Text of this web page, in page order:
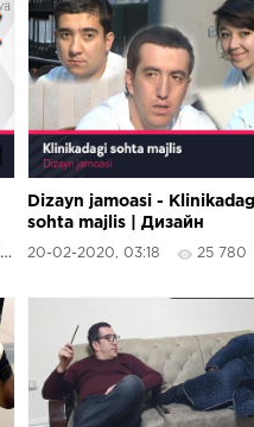
Dizayn jamoasi - Klinikadagi
sohta majlis | Дизайн
жамоаси - Клиникадаги
20-02-2020, 03:18 25 780